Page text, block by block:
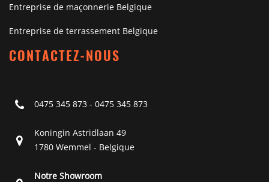
Entreprise de maçonnerie Belgique
Entreprise de terrassement Belgique
CONTACTEZ-NOUS
0475 345 873 - 0475 345 873
Koningin Astridlaan 49
1780 Wemmel - Belgique
Notre Showroom